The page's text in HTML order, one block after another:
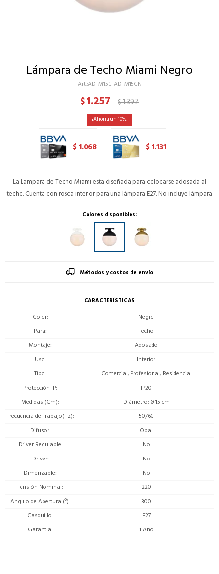
Lámpara de Techo Miami Negro
ADTM15C-ADTM15CN
$1.257 $1.397
10
$1.068 $1.131
La Lampara de Techo Miami esta diseñada para colocarse adosada al
techo. Cuenta con rosca interior para una lámpara E27. No incluye lámpara
Colores disponibles:
Métodos y costos de envío
CARACTERÍSTICAS
Color
Negro
Para
Techo
Montaje
Adosado
Uso
Interior
Tipo
Comercial, Profesional, Residencial
Protección IP
IP20
Medidas (Cm)
Diámetro: Ø 15 cm
Frecuencia de Trabajo(Hz)
50/60
Difusor
Opal
Driver Regulable
No
Driver
No
Dimerizable
No
Tensión Nominal
220
Angulo de Apertura (º)
300
Casquillo
E27
Garantía
1 Año